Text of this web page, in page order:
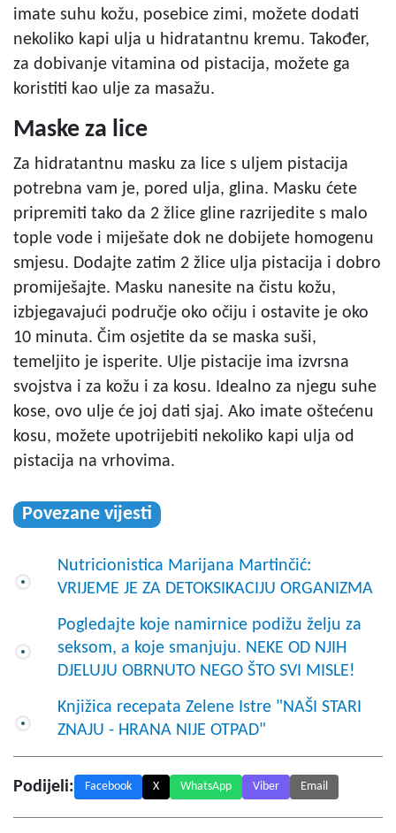
imate suhu kožu, posebice zimi, možete dodati
nekoliko kapi ulja u hidratantnu kremu. Također,
za dobivanje vitamina od pistacija, možete ga
koristiti kao ulje za masažu.
Maske za lice
Za hidratantnu masku za lice s uljem pistacija
potrebna vam je, pored ulja, glina. Masku ćete
pripremiti tako da 2 žlice gline razrijedite s malo
tople vode i miješate dok ne dobijete homogenu
smjesu. Dodajte zatim 2 žlice ulja pistacija i dobro
promiješajte. Masku nanesite na čistu kožu,
izbjegavajući područje oko očiju i ostavite je oko
10 minuta. Čim osjetite da se maska suši,
temeljito je isperite. Ulje pistacije ima izvrsna
svojstva i za kožu i za kosu. Idealno za njegu suhe
kose, ovo ulje će joj dati sjaj. Ako imate oštećenu
kosu, možete upotrijebiti nekoliko kapi ulja od
pistacija na vrhovima.
Povezane vijesti
Nutricionistica Marijana Martinčić:
VRIJEME JE ZA DETOKSIKACIJU ORGANIZMA
Pogledajte koje namirnice podižu želju za
seksom, a koje smanjuju. NEKE OD NJIH
DJELUJU OBRNUTO NEGO ŠTO SVI MISLE!
Knjižica recepata Zelene Istre "NAŠI STARI
ZNAJU - HRANA NIJE OTPAD"
Podijeli: Facebook X WhatsApp Viber Email